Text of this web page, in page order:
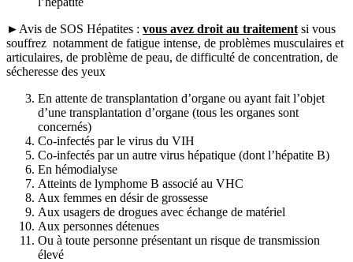
►Avis de SOS Hépatites : vous avez droit au traitement si vous
souffrez notamment de fatigue intense, de problèmes musculaires et
articulaires, de problème de peau, de difficulté de concentration, de
sécheresse des yeux
En attente de transplantation d’organe ou ayant fait l’objet
d’une transplantation d’organe (tous les organes sont
concernés)
Co-infectés par le virus du VIH
Co-infectés par un autre virus hépatique (dont l’hépatite B)
En hémodialyse
Atteints de lymphome B associé au VHC
Aux femmes en désir de grossesse
Aux usagers de drogues avec échange de matériel
Aux personnes détenues
Ou à toute personne présentant un risque de transmission
élevé